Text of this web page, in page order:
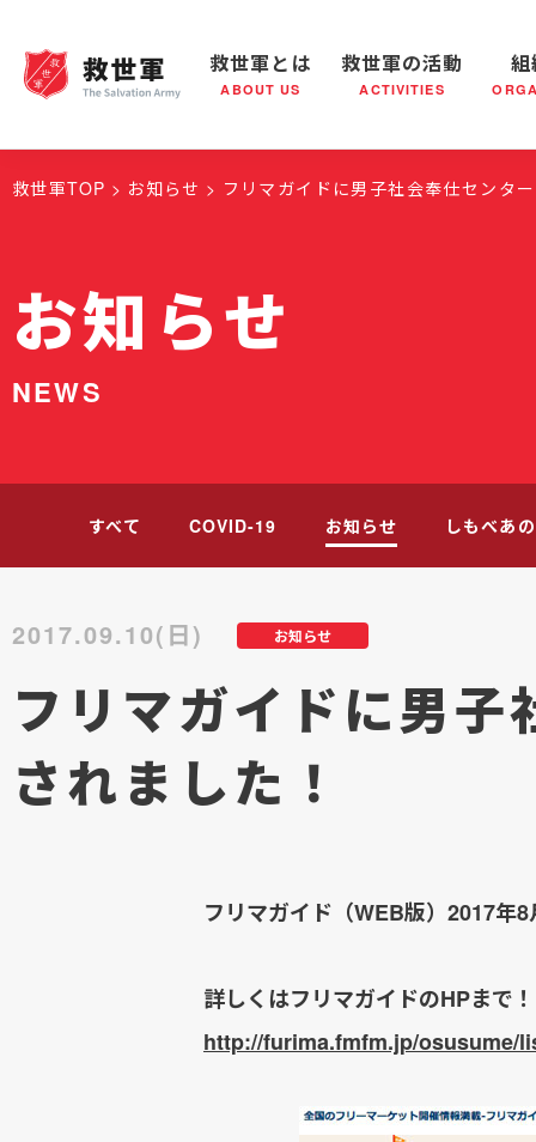
救世軍とは
ABOUT US
救世軍とは 世界が抱えている社会問題 救世軍
救世軍の活動
ACTIVITIES
救世軍の活動 社会鍋
組織概要
救世軍TOP お知らせ フリマガイドに男子社会奉仕センタ
お知らせ
NEWS
すべて COVID-19 お知らせ しもべあ
お知らせ
2017.09.10(日)
フリマガイドに男
されました！
フリマガイド（WEB版）2017年
詳しくはフリマガイドのHPまで！
http://furima.fmfm.jp/osusume/